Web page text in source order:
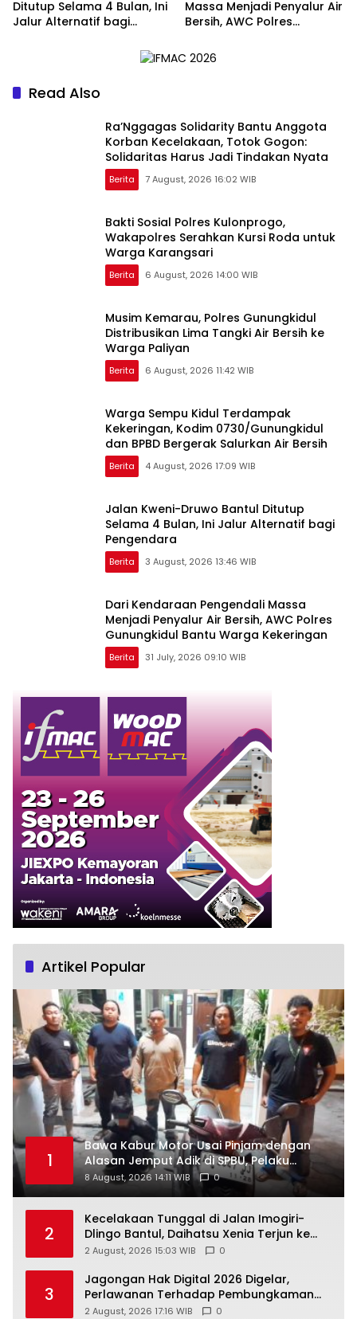
Ditutup Selama 4 Bulan, Ini
Jalur Alternatif bagi
Massa Menjadi Penyalur Air
Bersih, AWC Polres
Kekeringan
Read Also
Ra’Nggagas Solidarity Bantu Anggota
Korban Kecelakaan, Totok Gogon:
Solidaritas Harus Jadi Tindakan Nyata
Berita 7 August, 2026 16:02 WIB
Bakti Sosial Polres Kulonprogo,
Wakapolres Serahkan Kursi Roda untuk
Warga Karangsari
Berita 6 August, 2026 14:00 WIB
Musim Kemarau, Polres Gunungkidul
Distribusikan Lima Tangki Air Bersih ke
Warga Paliyan
Berita 6 August, 2026 11:42 WIB
Warga Sempu Kidul Terdampak
Kekeringan, Kodim 0730/Gunungkidul
dan BPBD Bergerak Salurkan Air Bersih
Berita 4 August, 2026 17:09 WIB
Jalan Kweni-Druwo Bantul Ditutup
Selama 4 Bulan, Ini Jalur Alternatif bagi
Pengendara
Berita 3 August, 2026 13:46 WIB
Dari Kendaraan Pengendali Massa
Menjadi Penyalur Air Bersih, AWC Polres
Gunungkidul Bantu Warga Kekeringan
Berita 31 July, 2026 09:10 WIB
Artikel Popular
1
Bawa Kabur Motor Usai Pinjam dengan
Alasan Jemput Adik di SPBU, Pelaku
Ditangkap Saat COD
8 August, 2026 14:11 WIB 0
2
Kecelakaan Tunggal di Jalan Imogiri-
Dlingo Bantul, Daihatsu Xenia Terjun ke
Jurang
2 August, 2026 15:03 WIB 0
3
Jagongan Hak Digital 2026 Digelar,
Perlawanan Terhadap Pembungkaman
Media Digital
2 August, 2026 17:16 WIB 0